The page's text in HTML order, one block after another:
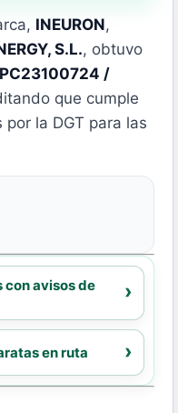
INEURON,
S.L., obtuvo
/
que cumple
la DGT para las
con avisos de
en ruta